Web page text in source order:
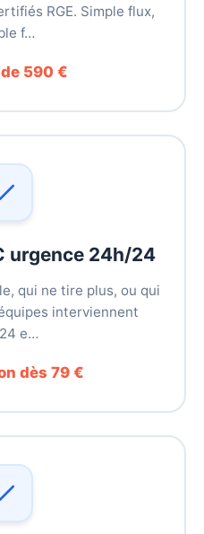
RGE. Simple flux,
f…
590 €
urgence 24h/24
qui ne tire plus, ou qui
interviennent
e…
dès 79 €